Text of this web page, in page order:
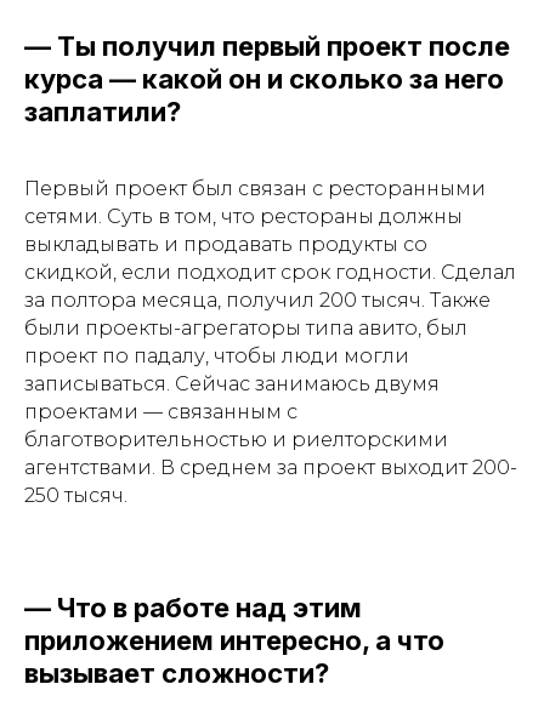
— Ты получил первый проект после
курса — какой он и сколько за него
заплатили?
Первый проект был связан с ресторанными
сетями. Суть в том, что рестораны должны
выкладывать и продавать продукты со
скидкой, если подходит срок годности. Сделал
за полтора месяца, получил 200 тысяч. Также
были проекты-агрегаторы типа авито, был
проект по падалу, чтобы люди могли
записываться. Сейчас занимаюсь двумя
проектами — связанным с
благотворительностью и риелторскими
агентствами. В среднем за проект выходит 200-
250 тысяч.
— Что в работе над этим
приложением интересно, а что
вызывает сложности?